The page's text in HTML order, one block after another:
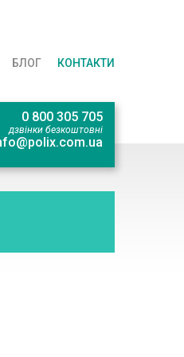
БЛОГ КОНТАКТИ
0 800 305 705
дзвінки безкоштовні